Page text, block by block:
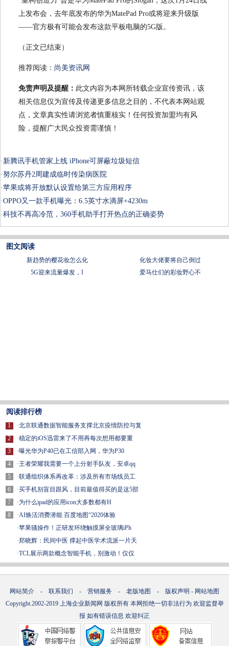
上发布会，去年底发布的华为MatePad Pro或将迎来升级版
——官方极有可能会发布这款平板电脑的5G版。
（正文已结束）
推荐阅读： 尚美资讯网
免责声明及提醒： 此文内容为本网所转载企业宣传资讯，该
相关信息仅为宣传及传递更多信息之目的，不代表本网站观
点，文章真实性请浏览者慎重核实！任何投资加盟均有风
险，提醒广大民众投资需谨慎！
· 新腾讯手机管家上线 iPhone可屏蔽垃圾短信
·努尔苏丹2周建成临时传染病医院
·苹果或将开放默认设置给第三方应用程序
·OPPO又一款手机曝光：6.5英寸水滴屏+4230m
·科技不再高冷范，360手机助手打开热点的正确姿势
图文阅读
新趋势的樱花妆怎么化
化妆大佬要将自己倒过
5G迎来流量爆发，I
爱马仕们的彩妆野心不
阅读排行榜
1
2
3
4
5
6
7
8
·北京联通数据智能服务支撑北京疫情防控与复
·稳定的iOS迅雷来了不用再每次想用都要重
·曝光华为P40已在工信部入网，华为P30
·王者荣耀我需要一个上分射手队友，安卓qq
·联通组织体系再改革：涉及所有市场线员工
·买手机别盲目跟风，目前最值得买的是这5部
·为什么ipad的应用icon大多数都有H
·AI焕活消费潜能 百度地图“2020体验
·苹果骚操作！正研发环绕触摸屏全玻璃iPh
·郑晓辉：民间中医 撑起中医学术流派一片天
·TCL展示两款概念智能手机，别激动！仅仅
网站简介 - 联系我们 - 营销服务 - 老版地图 - 版权声明 - 网站地图
Copyright.2002-2019 上海企业新闻网 版权所有 本网拒绝一切非法行为 欢迎监督举
报 如有错误信息 欢迎纠正